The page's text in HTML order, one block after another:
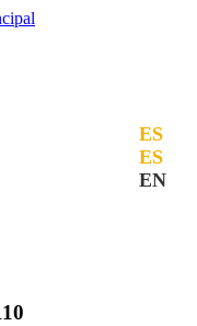
ES
ES
EN